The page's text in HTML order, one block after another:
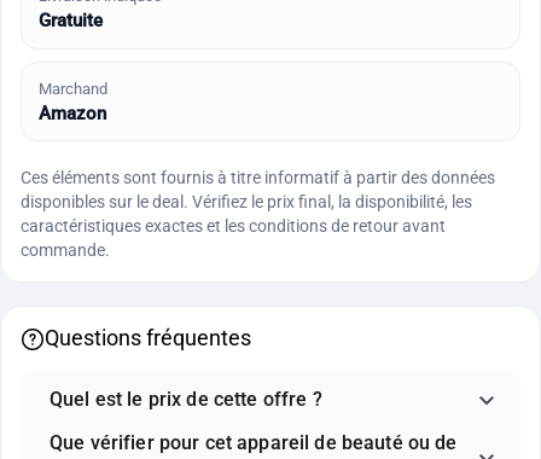
Gratuite
Marchand
Amazon
Ces éléments sont fournis à titre informatif à partir des données
disponibles sur le deal. Vérifiez le prix final, la disponibilité, les
caractéristiques exactes et les conditions de retour avant
commande.
Questions fréquentes
Quel est le prix de cette offre ?
Que vérifier pour cet appareil de beauté ou de